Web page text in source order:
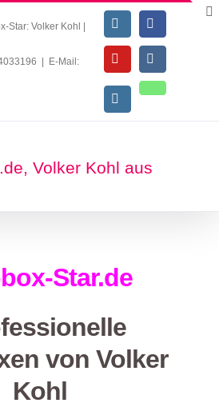
Star: Volker Kohl |
E-Mail:
Star.de
von Volker
Kohl